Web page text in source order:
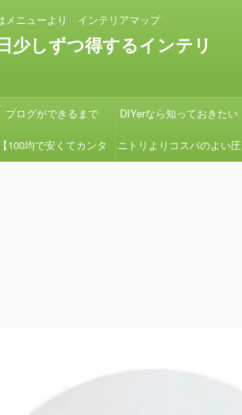
メニューより インテリアマップ
少しずつ得するインテリ
ブログができるまで DIYerなら知っておきたい
【100均で安くてカンタ ニトリよりコスパのよい圧